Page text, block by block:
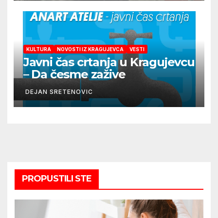
KULTURA NOVOSTI IZ KRAGUJEVCA VESTI
Javni čas crtanja u Kragujevcu
– Da česme zažive
DEJAN SRETENOVIC
PROPUSTILI STE